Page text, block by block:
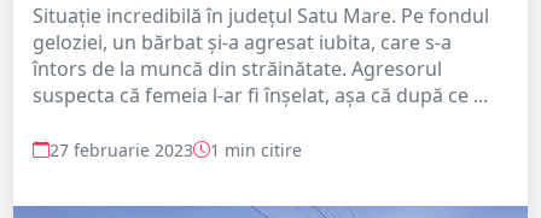
Situație incredibilă în județul Satu Mare. Pe fondul
geloziei, un bărbat și-a agresat iubita, care s-a
întors de la muncă din străinătate. Agresorul
suspecta că femeia l-ar fi înșelat, așa că după ce ...
27 februarie 2023 1 min citire